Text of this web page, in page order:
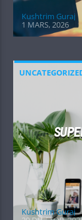
Kushtrim Guraj
1 MARS, 2026
Kushtrim Guraj